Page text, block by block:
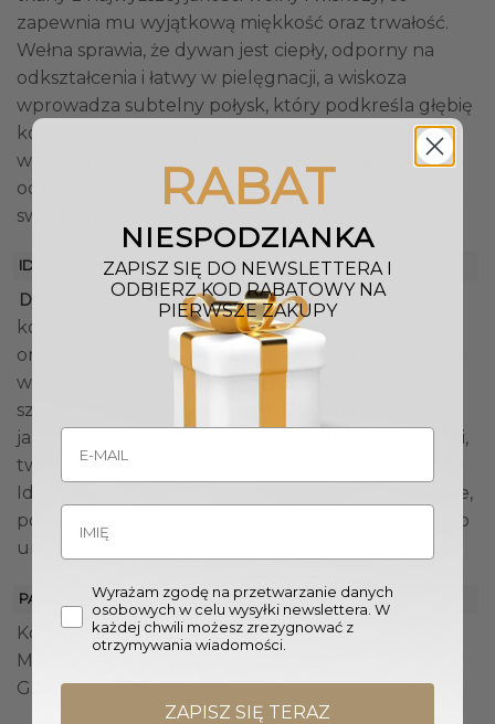
zapewnia mu wyjątkową miękkość oraz trwałość.
Wełna sprawia, że dywan jest ciepły, odporny na
odkształcenia i łatwy w pielęgnacji, a wiskoza
wprowadza subtelny połysk, który podkreśla głębię
kolorów i detali wzoru. Dzięki precyzyjnemu
wykonaniu z naturalnych materiałów,
jest
odporny na codzienne użytkowanie, zachowując
swój elegancki wygląd przez długi czas.
IDEALNY DO WNĘTRZ
Dywan Flicker Dark Green Beige Brown doskonale
komponuje się w nowoczesnych, eklektycznych
oraz klasycznych wnętrzach, dodając im elegancji i
wyrazistości. Jego wielokolorowy wzór w
szachownicę świetnie współgra z ciemnymi oraz
jasnymi meblami, a także z drewnianymi akcentami,
tworząc przytulną, ale i wyrafinowaną atmosferę.
Idealnie sprawdzi się w salonie, jadalni czy gabinecie,
podkreślając charakter wnętrza i wnosząc do niego
unikalny styl.
PARAMETRY
Kolor dywanu: Beżowy, Brązowy, Zielony
Materiał: 70% Wełna, 30% Wiskoza
Gramatura: 3900 g/m2
RABAT
NIESPODZIANKA
ZAPISZ SIĘ DO NEWSLETTERA I
ODBIERZ KOD RABATOWY NA
PIERWSZE ZAKUPY
Wyrażam zgodę na przetwarzanie danych
osobowych w celu wysyłki newslettera. W
każdej chwili możesz zrezygnować z
otrzymywania wiadomości.
ZAPISZ SIĘ TERAZ